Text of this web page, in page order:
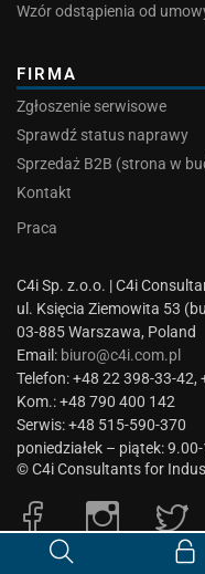
Wzór odstąpienia od
FIRMA
Zgłoszenie serwisowe
Sprawdź status naprawy
Sprzedaż B2B (strona w
Kontakt
Praca
C4i Sp. z.o.o. | C4i
ul. Księcia Ziemowita 53
03-885 Warszawa, Poland
Email: biuro@c4i.com.pl
Telefon: +48 22 398-33-42,
Kom.: +48 790 400 142
Serwis: +48 515-590-370
poniedziałek – piątek:
© C4i Consultants for